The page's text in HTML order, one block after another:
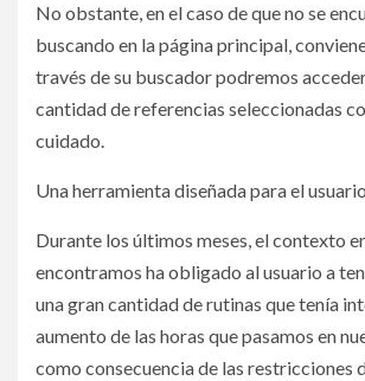
No obstante, en el caso de que no se
buscando en la página principal,
través de su buscador podremos
cantidad de referencias seleccionadas
cuidado.
Una herramienta diseñada para el usuario
Durante los últimos meses, el contexto
encontramos ha obligado al usuario a
una gran cantidad de rutinas que tenía
aumento de las horas que pasamos en
como consecuencia de las restricciones